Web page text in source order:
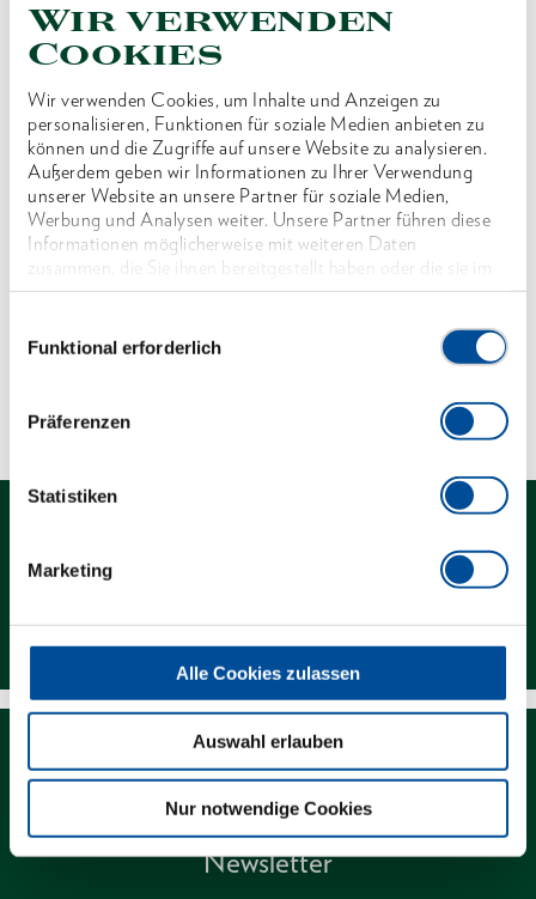
Wir verwenden
Cookies
Wir verwenden Cookies, um Inhalte und Anzeigen zu
personalisieren, Funktionen für soziale Medien anbieten zu
können und die Zugriffe auf unsere Website zu analysieren.
Außerdem geben wir Informationen zu Ihrer Verwendung
unserer Website an unsere Partner für soziale Medien,
Werbung und Analysen weiter. Unsere Partner führen diese
Informationen möglicherweise mit weiteren Daten
zusammen, die Sie ihnen bereitgestellt haben oder die sie im
Rahmen Ihrer Nutzung der Dienste gesammelt haben. Unsere
Funktional erforderlich
Präferenzen
Statistiken
Marketing
Alle Cookies zulassen
Auswahl erlauben
Nur notwendige Cookies
Produktlinie
Produktbeschreibung
Reduzierung der SW für Wechselkassette Typ
WK12 - 3 3/8"
Abmessungen und Gewichte
Kontakt
Newsletter